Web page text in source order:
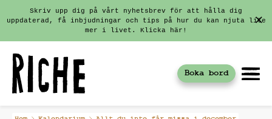
Fortsätt
Skriv upp dig på vårt nyhetsbrev för att hålla dig
uppdaterad, få inbjudningar och tips på hur du kan njuta lite
mer i livet. Klicka här!
Boka bord